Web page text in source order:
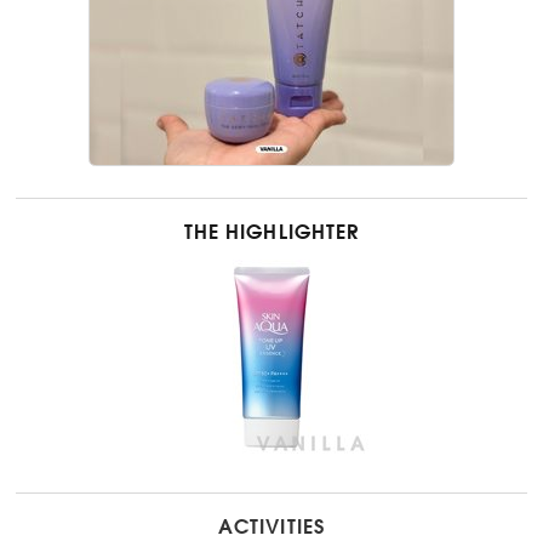
THE HIGHLIGHTER
ACTIVITIES